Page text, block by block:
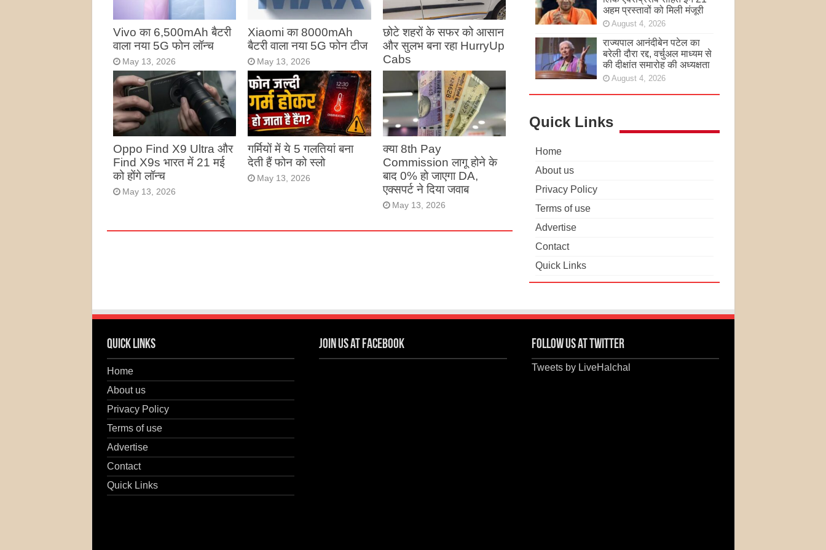
Vivo का 6,500mAh बैटरी
वाला नया 5G फोन लॉन्च
May 13, 2026
Xiaomi का 8000mAh
बैटरी वाला नया 5G फोन टीज
May 13, 2026
छोटे शहरों के सफर को आसान
और सुलभ बना रहा HurryUp
Cabs
May 13, 2026
Oppo Find X9 Ultra और
Find X9s भारत में 21 मई
को होंगे लॉन्च
May 13, 2026
गर्मियों में ये 5 गलतियां बना
देती हैं फोन को स्लो
May 13, 2026
क्या 8th Pay
Commission लागू होने के
बाद 0% हो जाएगा DA,
एक्सपर्ट ने दिया जवाब
May 13, 2026
अहम प्रस्तावों को मिली मंजूरी
August 4, 2026
राज्यपाल आनंदीबेन पटेल का
बरेली दौरा रद्द, वर्चुअल माध्यम से
की दीक्षांत समारोह की अध्यक्षता
August 4, 2026
Quick Links
Home
About us
Privacy Policy
Terms of use
Advertise
Contact
Quick Links
Quick Links
Home
About us
Privacy Policy
Terms of use
Advertise
Contact
Quick Links
Join us at Facebook Follow us at Twitter
Tweets by LiveHalchal